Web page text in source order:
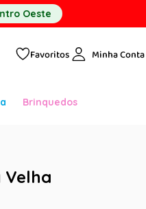
Oeste
Favoritos Minha Conta
Brinquedos
Velha